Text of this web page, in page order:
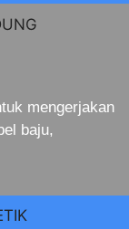
mengerjakan
baju,